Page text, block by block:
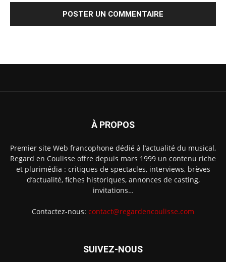
À PROPOS
Premier site Web francophone dédié à l’actualité du musical,
Regard en Coulisse offre depuis mars 1999 un contenu riche
et plurimédia : critiques de spectacles, interviews, brèves
d’actualité, fiches historiques, annonces de casting,
invitations…
Contactez-nous: contact@regardencoulisse.com
SUIVEZ-NOUS